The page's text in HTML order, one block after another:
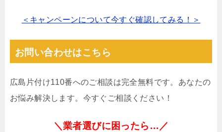
＜キャンペーンについて今すぐ確認してみる！＞
お問い合わせはこちら
広島片付け110番へのご相談は完全無料です。あなたの
お悩み解決します。今すぐご相談ください！
＼業者選びに困ったら…／